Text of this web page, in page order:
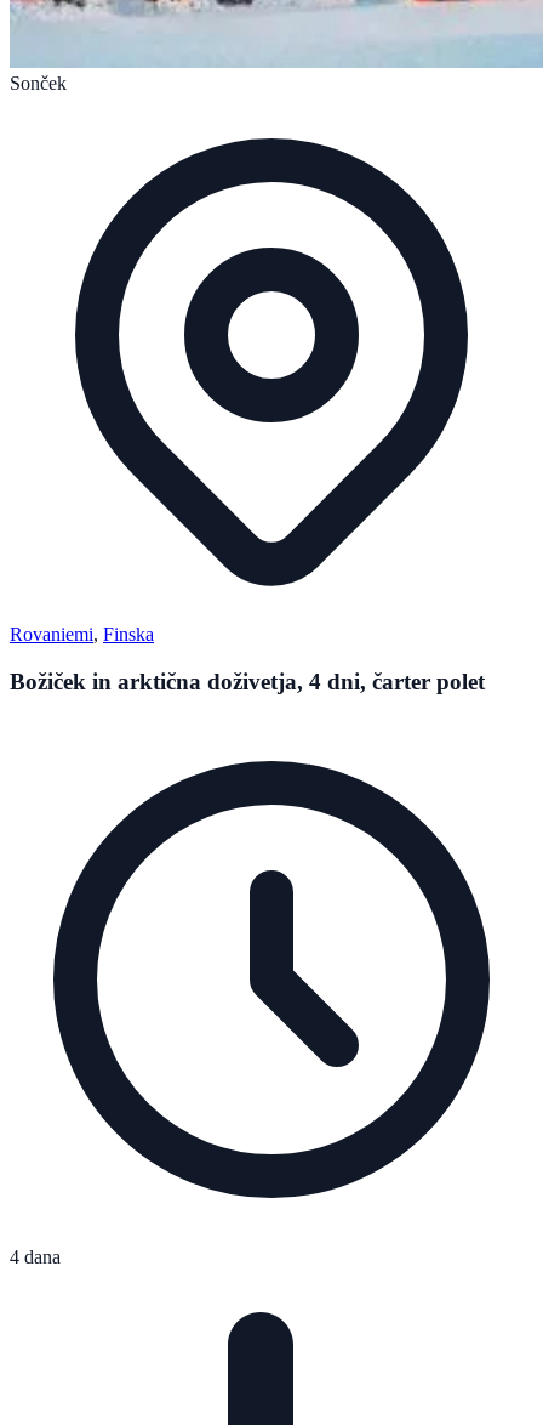
Sonček
Rovaniemi, Finska
Božiček in arktična doživetja, 4 dni, čarter polet
4 dana